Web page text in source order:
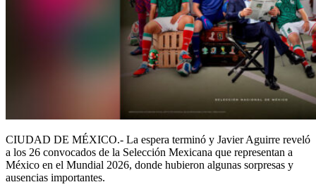
CIUDAD DE MÉXICO.- La espera terminó y Javier Aguirre reveló
a los 26 convocados de la Selección Mexicana que representan a
México en el Mundial 2026, donde hubieron algunas sorpresas y
ausencias importantes.